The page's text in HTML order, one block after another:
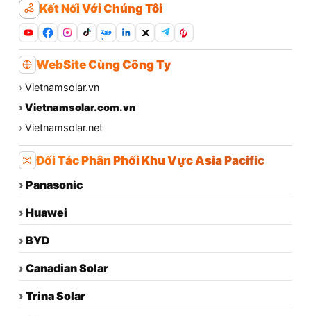
Kết Nối Với Chúng Tôi
Zalo
WebSite Cùng Công Ty
› Vietnamsolar.vn
› Vietnamsolar.com.vn
› Vietnamsolar.net
Đối Tác Phân Phối Khu Vực Asia Pacific
› Panasonic
› Huawei
› BYD
› Canadian Solar
› Trina Solar